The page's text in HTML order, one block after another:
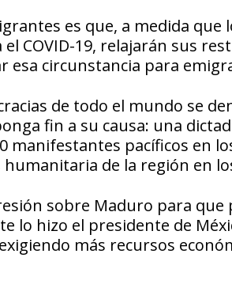
es que, a medida que
COVID-19, relajarán sus
esa circunstancia para
de todo el mundo se
fin a su causa: una
manifestantes pacíficos en
de la región en
sobre Maduro para que
lo hizo el presidente de
más recursos